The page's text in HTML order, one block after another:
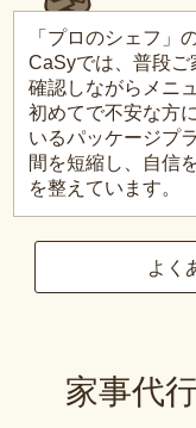
「プロのシェフ」
CaSyでは、普段ご
確認しながらメニ
初めてで不安な方
いるパッケージプ
間を短縮し、自信
を整えています。
よく
家事代